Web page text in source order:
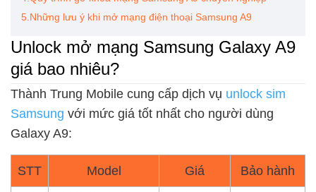
5.Những lưu ý khi mở mạng điện thoại Samsung A9
Unlock mở mạng Samsung Galaxy A9
giá bao nhiêu?
Thành Trung Mobile cung cấp dịch vụ unlock sim
Samsung với mức giá tốt nhất cho người dùng
Galaxy A9:
STT Model Giá Bảo hành